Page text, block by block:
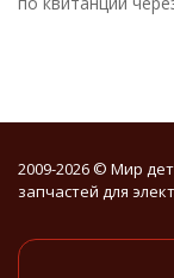
2009-2026 © Мир
запчастей для